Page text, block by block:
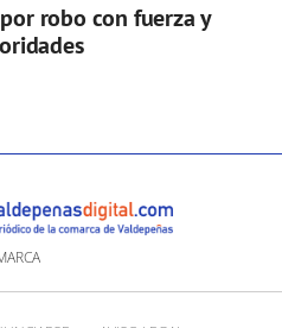
robo con fuerza y